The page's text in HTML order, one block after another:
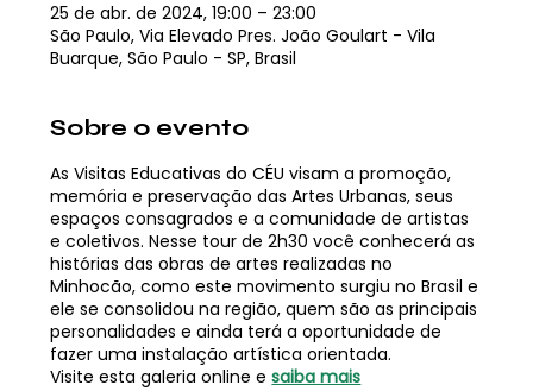
25 de abr. de 2024, 19:00 – 23:00
São Paulo, Via Elevado Pres. João Goulart - Vila
Buarque, São Paulo - SP, Brasil
Sobre o evento
As Visitas Educativas do CÉU visam a promoção,
memória e preservação das Artes Urbanas, seus
espaços consagrados e a comunidade de artistas
e coletivos. Nesse tour de 2h30 você conhecerá as
histórias das obras de artes realizadas no
Minhocão, como este movimento surgiu no Brasil e
ele se consolidou na região, quem são as principais
personalidades e ainda terá a oportunidade de
fazer uma instalação artística orientada.
Visite esta galeria online e saiba mais